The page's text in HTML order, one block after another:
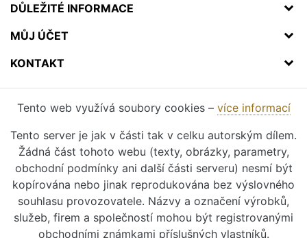
DŮLEŽITÉ INFORMACE
MŮJ ÚČET
KONTAKT
Tento web využívá soubory cookies – více informací
Tento server je jak v části tak v celku autorským dílem.
Žádná část tohoto webu (texty, obrázky, parametry,
obchodní podmínky ani další části serveru) nesmí být
kopírována nebo jinak reprodukována bez výslovného
souhlasu provozovatele. Názvy a označení výrobků,
služeb, firem a společností mohou být registrovanými
obchodními známkami příslušných vlastníků.